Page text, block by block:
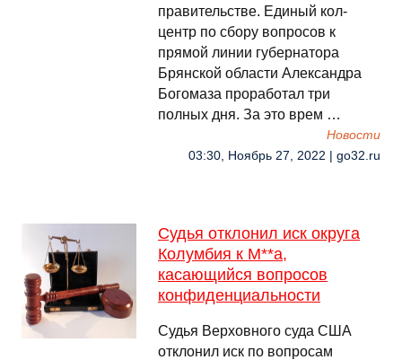
правительстве. Единый кол-
центр по сбору вопросов к
прямой линии губернатора
Брянской области Александра
Богомаза проработал три
полных дня. За это врем …
Новости
03:30, Ноябрь 27, 2022 | go32.ru
Судья отклонил иск округа
Колумбия к M**a,
касающийся вопросов
конфиденциальности
Судья Верховного суда США
отклонил иск по вопросам